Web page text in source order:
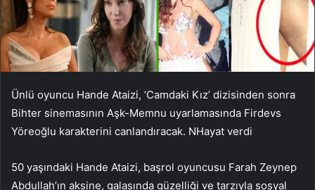
Ünlü oyuncu Hande Ataizi, ‘Camdaki Kız’ dizisinden sonra
Bihter sinemasının Aşk-Memnu uyarlamasında Firdevs
Yöreoğlu karakterini canlandıracak. NHayat verdi
50 yaşındaki Hande Ataizi, başrol oyuncusu Farah Zeynep
Abdullah’ın aksine, galasında güzelliği ve tarzıyla sosyal